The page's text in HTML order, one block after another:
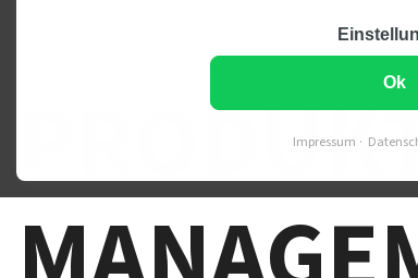
Ok
Impressum
PRODUKTE ZENTRAL